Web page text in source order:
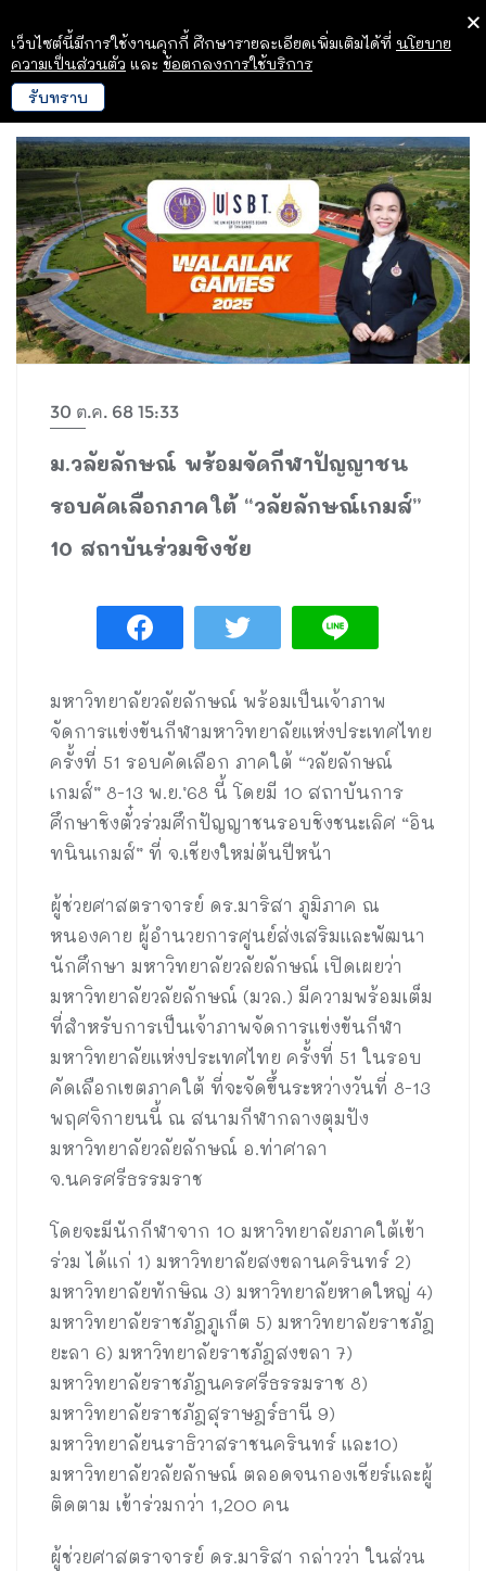
30 ต.ค. 68 15:33
ม.วลัยลักษณ์ พร้อมจัดกีฬาปัญญาชน
รอบคัดเลือกภาคใต้ “วลัยลักษณ์เกมส์”
10 สถาบันร่วมชิงชัย
มหาวิทยาลัยวลัยลักษณ์ พร้อมเป็นเจ้าภาพ
จัดการแข่งขันกีฬามหาวิทยาลัยแห่งประเทศไทย
ครั้งที่ 51 รอบคัดเลือก ภาคใต้ “วลัยลักษณ์
เกมส์” 8-13 พ.ย.’68 นี้ โดยมี 10 สถาบันการ
ศึกษาชิงตั๋วร่วมศึกปัญญาชนรอบชิงชนะเลิศ “อิน
ทนินเกมส์” ที่ จ.เชียงใหม่ต้นปีหน้า
ผู้ช่วยศาสตราจารย์ ดร.มาริสา ภูมิภาค ณ
หนองคาย ผู้อำนวยการศูนย์ส่งเสริมและพัฒนา
นักศึกษา มหาวิทยาลัยวลัยลักษณ์ เปิดเผยว่า
มหาวิทยาลัยวลัยลักษณ์ (มวล.) มีความพร้อมเต็ม
ที่สำหรับการเป็นเจ้าภาพจัดการแข่งขันกีฬา
มหาวิทยาลัยแห่งประเทศไทย ครั้งที่ 51 ในรอบ
คัดเลือกเขตภาคใต้ ที่จะจัดขึ้นระหว่างวันที่ 8-13
พฤศจิกายนนี้ ณ สนามกีฬากลางตุมปัง
มหาวิทยาลัยวลัยลักษณ์ อ.ท่าศาลา
จ.นครศรีธรรมราช
โดยจะมีนักกีฬาจาก 10 มหาวิทยาลัยภาคใต้เข้า
ร่วม ได้แก่ 1) มหาวิทยาลัยสงขลานครินทร์ 2)
มหาวิทยาลัยทักษิณ 3) มหาวิทยาลัยหาดใหญ่ 4)
มหาวิทยาลัยราชภัฎภูเก็ต 5) มหาวิทยาลัยราชภัฎ
ยะลา 6) มหาวิทยาลัยราชภัฎสงขลา 7)
มหาวิทยาลัยราชภัฎนครศรีธรรมราช 8)
มหาวิทยาลัยราชภัฎสุราษฎร์ธานี 9)
มหาวิทยาลัยนราธิวาสราชนครินทร์ และ10)
มหาวิทยาลัยวลัยลักษณ์ ตลอดจนกองเชียร์และผู้
ติดตาม เข้าร่วมกว่า 1,200 คน
ผู้ช่วยศาสตราจารย์ ดร.มาริสา กล่าวว่า ในส่วน
เว็บไซต์นี้มีการใช้งานคุกกี้ ศึกษารายละเอียดเพิ่มเติมได้ที่ นโยบาย
ความเป็นส่วนตัว และ ข้อตกลงการใช้บริการ
รับทราบ